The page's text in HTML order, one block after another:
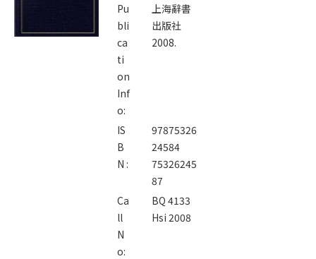
Pu
bli
ca
ti
on
Inf
o:
上海辭書
出版社
2008.
IS
B
N :
97875326
24584
75326245
87
Ca
ll
N
o:
BQ 4133
Hsi 2008